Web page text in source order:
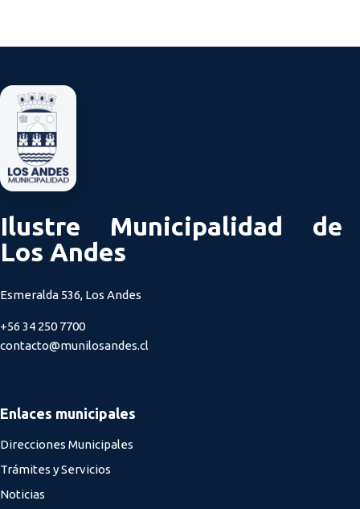
Ilustre Municipalidad de
Los Andes
Esmeralda 536, Los Andes
+56 34 250 7700
contacto@munilosandes.cl
Enlaces municipales
Direcciones Municipales
Trámites y Servicios
Noticias